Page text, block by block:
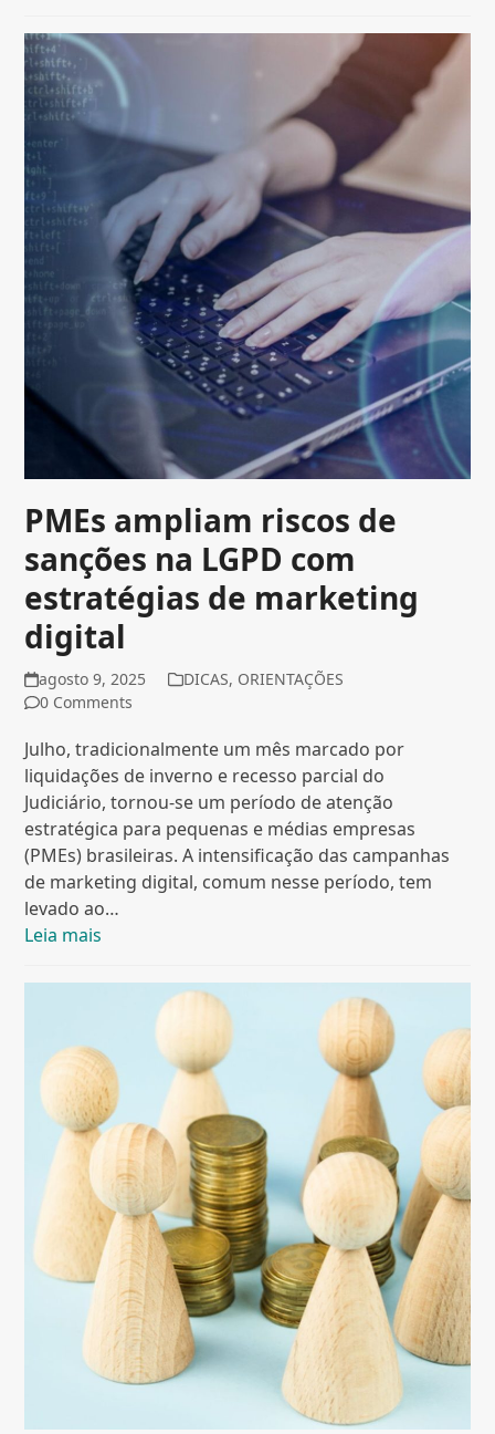
PMEs ampliam riscos de
sanções na LGPD com
estratégias de marketing
digital
agosto 9, 2025 DICAS, ORIENTAÇÕES
0 Comments
Julho, tradicionalmente um mês marcado por
liquidações de inverno e recesso parcial do
Judiciário, tornou-se um período de atenção
estratégica para pequenas e médias empresas
(PMEs) brasileiras. A intensificação das campanhas
de marketing digital, comum nesse período, tem
levado ao…
Leia mais